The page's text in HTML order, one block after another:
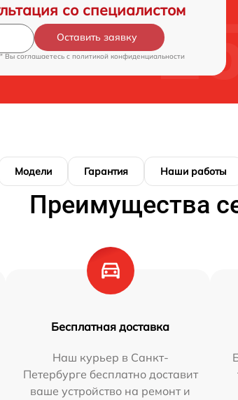
со специалистом
Оставить заявку
Вы соглашаетесь c политикой конфиденциальности
Модели Гарантия Наши работы
Преимущества
Бесплатная доставка
Наш курьер в Санкт-
Петербурге бесплатно доставит
ваше устройство на ремонт и